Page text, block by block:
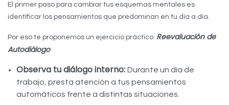
El primer paso para cambiar tus esquemas mentales es
identificar los pensamientos que predominan en tu día a día.
Por eso te proponemos un ejercicio práctico: Reevaluación de
Autodiálogo
Observa tu diálogo interno: Durante un día de
trabajo, presta atención a tus pensamientos
automáticos frente a distintas situaciones.